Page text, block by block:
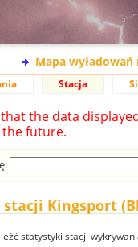
Mapa wyładowań
Stacja
the data
the future.
Kingsport
statystyki stacji